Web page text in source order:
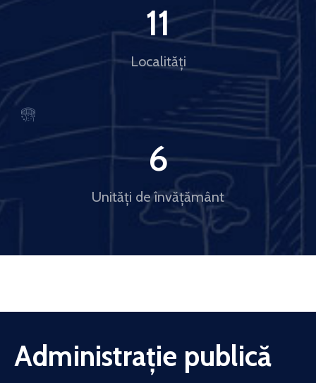
Localități
11
Unități de învățământ
6
Administrație publică